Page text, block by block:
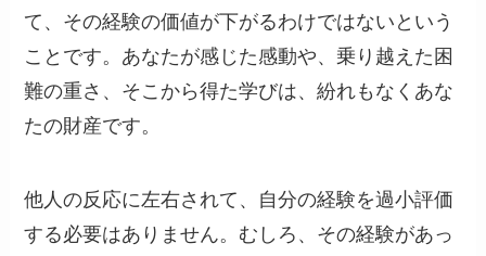
て、その経験の価値が下がるわけではないという
ことです。あなたが感じた感動や、乗り越えた困
難の重さ、そこから得た学びは、紛れもなくあな
たの財産です。
他人の反応に左右されて、自分の経験を過小評価
する必要はありません。むしろ、その経験があっ